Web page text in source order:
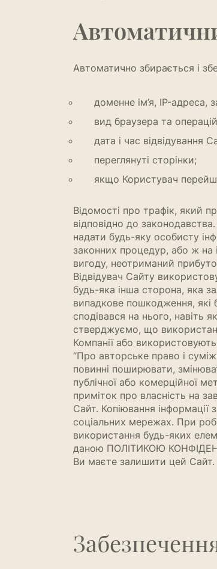
Автоматично збирається і
доменне ім’я, IP-адреса,
вид браузера та
дата і час відвідування
переглянуті сторінки;
якщо Користувач
Відомості про трафік, який
відповідно до
надати будь-яку особисту
законних процедур, або ж на
вигоду, неотриманий
Відвідувач Сайту
будь-яка інша сторона, яка
випадкове пошкодження, які
сподівався на нього,
стверджуємо, що
Компанії або
“Про авторське право і
повинні поширювати,
публічної або комерційної
приміток про власність на
Сайт. Копіювання інформації
соціальних мережах. При
використання будь-яких
даною ПОЛІТИКОЮ
Ви маєте залишити цей Сайт.